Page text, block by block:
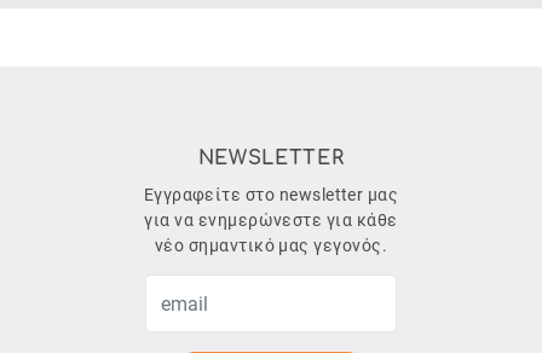
NEWSLETTER
Εγγραφείτε στο newsletter μας
για να ενημερώνεστε για κάθε
νέο σημαντικό μας γεγονός.